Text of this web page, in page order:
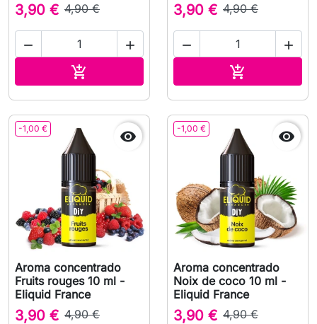
3,90 € 4,90 €
 

3,90 € 4,90 €
 

-1,00 € 
Aroma concentrado
Fruits rouges 10 ml -
Eliquid France
3,90 € 4,90 €
-1,00 € 
Aroma concentrado
Noix de coco 10 ml -
Eliquid France
3,90 € 4,90 €